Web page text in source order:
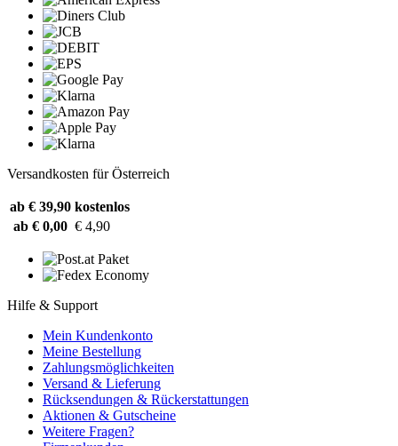
Versandkosten für Österreich
ab € 39,90 kostenlos
ab € 0,00 € 4,90
Hilfe & Support
Mein Kundenkonto
Meine Bestellung
Zahlungsmöglichkeiten
Versand & Lieferung
Rücksendungen & Rückerstattungen
Aktionen & Gutscheine
Weitere Fragen?